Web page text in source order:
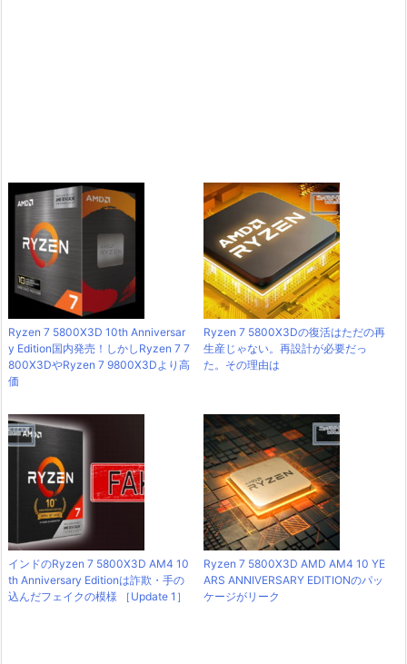
Ryzen 7 5800X3D 10th Anniversar
y Edition国内発売！しかしRyzen 7 7
800X3DやRyzen 7 9800X3Dより高
価
Ryzen 7 5800X3Dの復活はただの再
生産じゃない。再設計が必要だっ
た。その理由は
インドのRyzen 7 5800X3D AM4 10
th Anniversary Editionは詐欺・手の
込んだフェイクの模様 ［Update 1］
Ryzen 7 5800X3D AMD AM4 10 YE
ARS ANNIVERSARY EDITIONのパッ
ケージがリーク